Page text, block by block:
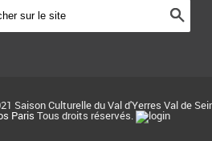
Saison Culturelle du Val d'Yerres Val de
Paris Tous droits réservés.